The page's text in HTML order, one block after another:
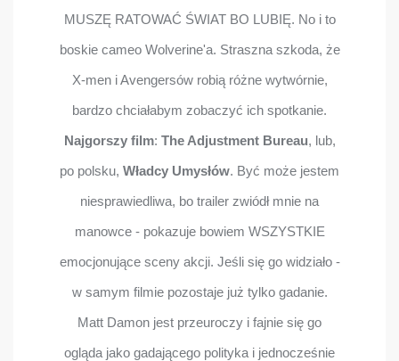
MUSZĘ RATOWAĆ ŚWIAT BO LUBIĘ. No i to
boskie cameo Wolverine'a. Straszna szkoda, że
X-men i Avengersów robią różne wytwórnie,
bardzo chciałabym zobaczyć ich spotkanie.
Najgorszy film: The Adjustment Bureau, lub,
po polsku, Władcy Umysłów. Być może jestem
niesprawiedliwa, bo trailer zwiódł mnie na
manowce - pokazuje bowiem WSZYSTKIE
emocjonujące sceny akcji. Jeśli się go widziało -
w samym filmie pozostaje już tylko gadanie.
Matt Damon jest przeuroczy i fajnie się go
ogląda jako gadającego polityka i jednocześnie